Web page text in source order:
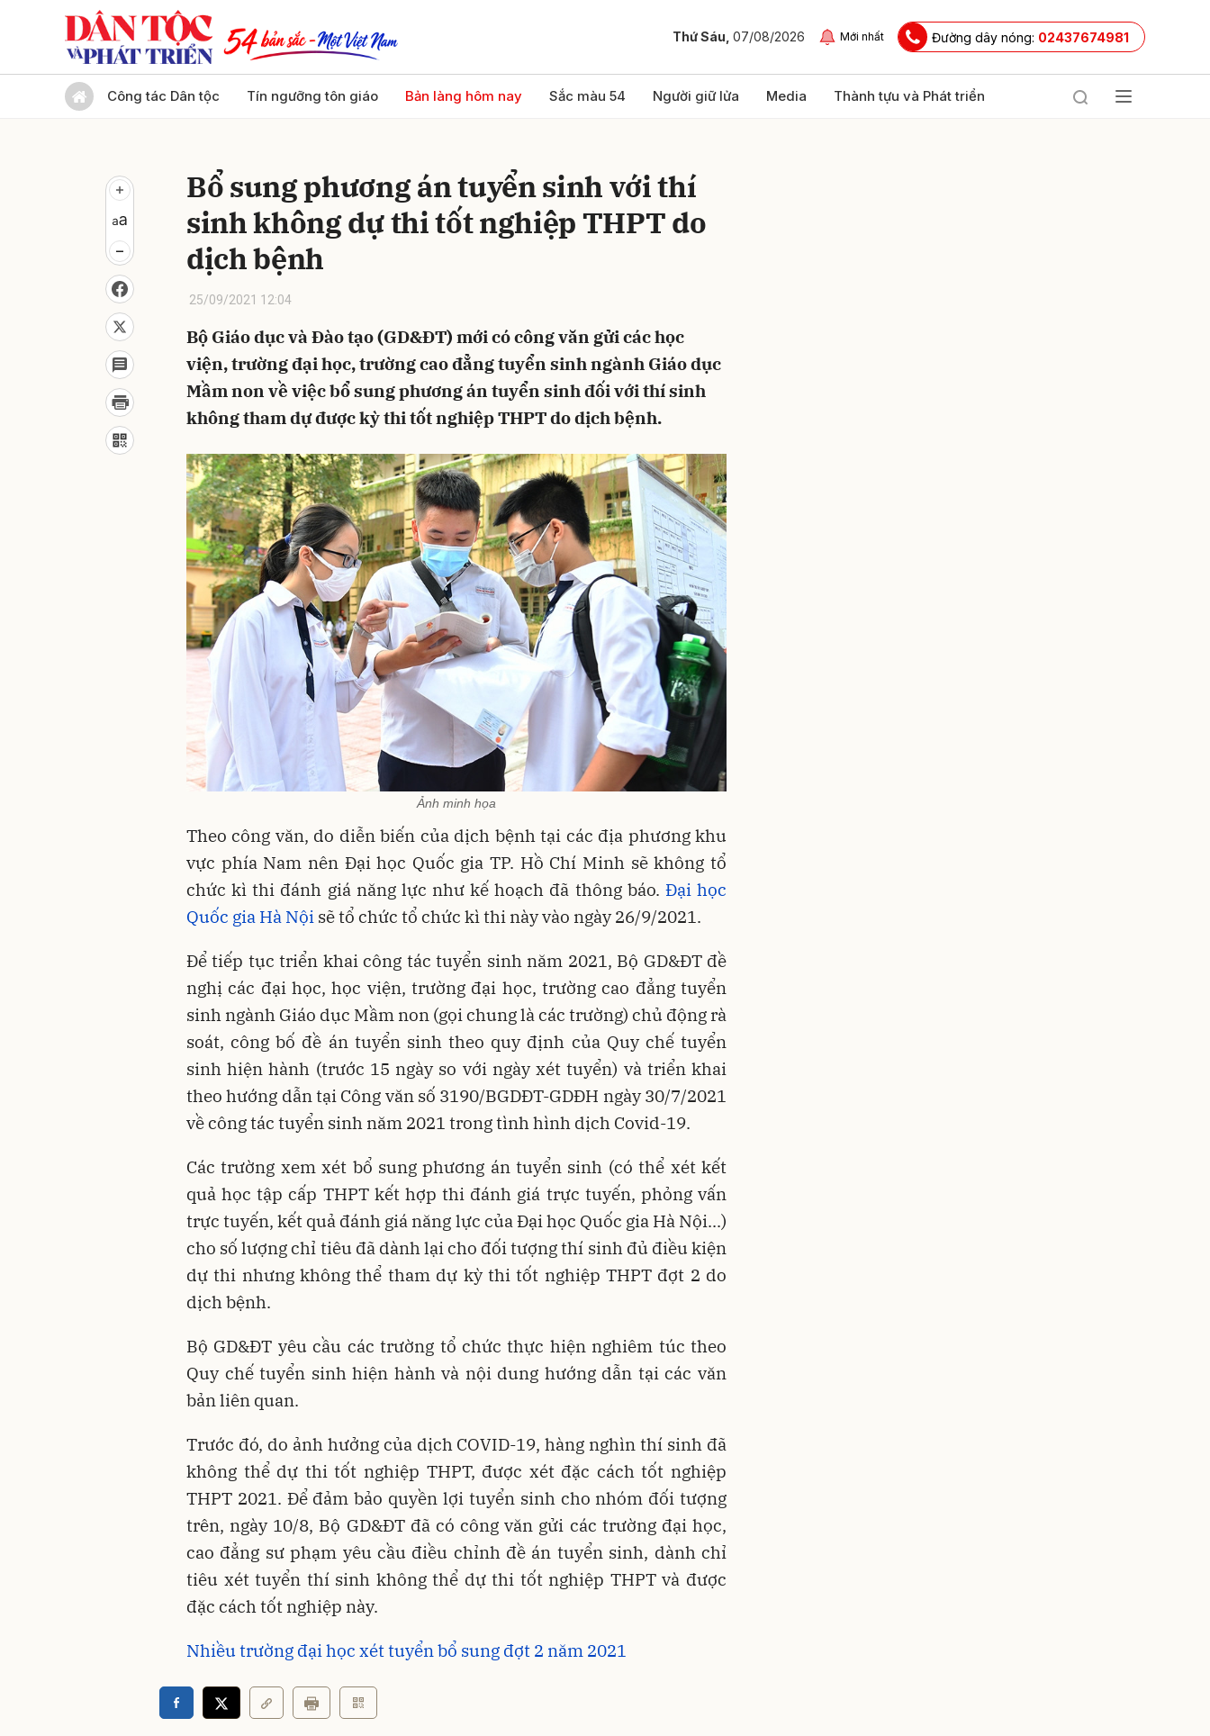
Thứ Sáu, 07/08/2026 Mới nhất Đường dây nóng: 02437674981
Công tác Dân tộc Tín ngưỡng tôn giáo Bản làng hôm nay Sắc màu 54 Người giữ lửa Media Thành tựu và Phát triển
Bổ sung phương án tuyển sinh với thí
sinh không dự thi tốt nghiệp THPT do
dịch bệnh
25/09/2021 12:04
Bộ Giáo dục và Đào tạo (GD&ĐT) mới có công văn gửi các học
viện, trường đại học, trường cao đẳng tuyển sinh ngành Giáo dục
Mầm non về việc bổ sung phương án tuyển sinh đối với thí sinh
không tham dự được kỳ thi tốt nghiệp THPT do dịch bệnh.
Ảnh minh họa
Theo công văn, do diễn biến của dịch bệnh tại các địa phương khu
vực phía Nam nên Đại học Quốc gia TP. Hồ Chí Minh sẽ không tổ
chức kì thi đánh giá năng lực như kế hoạch đã thông báo. Đại học
Quốc gia Hà Nội sẽ tổ chức tổ chức kì thi này vào ngày 26/9/2021.
Để tiếp tục triển khai công tác tuyển sinh năm 2021, Bộ GD&ĐT đề
nghị các đại học, học viện, trường đại học, trường cao đẳng tuyển
sinh ngành Giáo dục Mầm non (gọi chung là các trường) chủ động rà
soát, công bố đề án tuyển sinh theo quy định của Quy chế tuyển
sinh hiện hành (trước 15 ngày so với ngày xét tuyển) và triển khai
theo hướng dẫn tại Công văn số 3190/BGDĐT-GDĐH ngày 30/7/2021
về công tác tuyển sinh năm 2021 trong tình hình dịch Covid-19.
Các trường xem xét bổ sung phương án tuyển sinh (có thể xét kết
quả học tập cấp THPT kết hợp thi đánh giá trực tuyến, phỏng vấn
trực tuyến, kết quả đánh giá năng lực của Đại học Quốc gia Hà Nội...)
cho số lượng chỉ tiêu đã dành lại cho đối tượng thí sinh đủ điều kiện
dự thi nhưng không thể tham dự kỳ thi tốt nghiệp THPT đợt 2 do
dịch bệnh.
Bộ GD&ĐT yêu cầu các trường tổ chức thực hiện nghiêm túc theo
Quy chế tuyển sinh hiện hành và nội dung hướng dẫn tại các văn
bản liên quan.
Trước đó, do ảnh hưởng của dịch COVID-19, hàng nghìn thí sinh đã
không thể dự thi tốt nghiệp THPT, được xét đặc cách tốt nghiệp
THPT 2021. Để đảm bảo quyền lợi tuyển sinh cho nhóm đối tượng
trên, ngày 10/8, Bộ GD&ĐT đã có công văn gửi các trường đại học,
cao đẳng sư phạm yêu cầu điều chỉnh đề án tuyển sinh, dành chỉ
tiêu xét tuyển thí sinh không thể dự thi tốt nghiệp THPT và được
đặc cách tốt nghiệp này.
Nhiều trường đại học xét tuyển bổ sung đợt 2 năm 2021
Gửi bình luận